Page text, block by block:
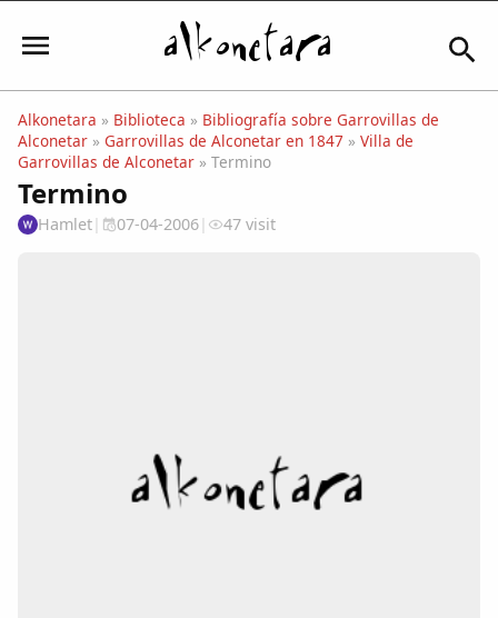
Iniciar sesión
Colaboradores
Alkonetara » Biblioteca » Bibliografía sobre Garrovillas de
Alconetar » Garrovillas de Alconetar en 1847 » Villa de
Garrovillas de Alconetar » Termino
Termino
Hamlet| 07-04-2006| 47 visit